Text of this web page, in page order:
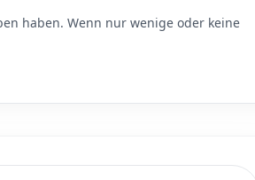
haben. Wenn nur wenige oder keine